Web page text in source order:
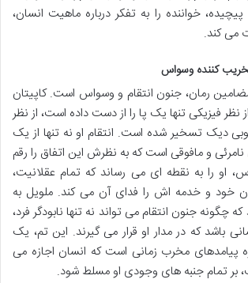
پیچیده، خواننده را به تفکر درباره ماهیت انسان،
می کند.
کننده وسواس
رمان، جنون انتقام و وسواس است. کاپیتان
نظر فیزیکی تنها یک پا را از دست داده است، از نظر
دیک تسخیر شده است. انتقام او نه تنها از یک
نامرئی و مافوقی است که به نظرش این اتفاق را رقم
او را به نقطه ای می رساند که تمام عقلانیت،
خود و خدمه اش را فدای آن می کند. ملویل به
چگونه جنون انتقام می تواند نه تنها نابودگر فرد،
باشد که در مدار او قرار می گیرند. این تم، یک
پیامدهای مخرب زمانی است که انسان اجازه می
بر تمام جنبه های وجودی او مسلط شود.